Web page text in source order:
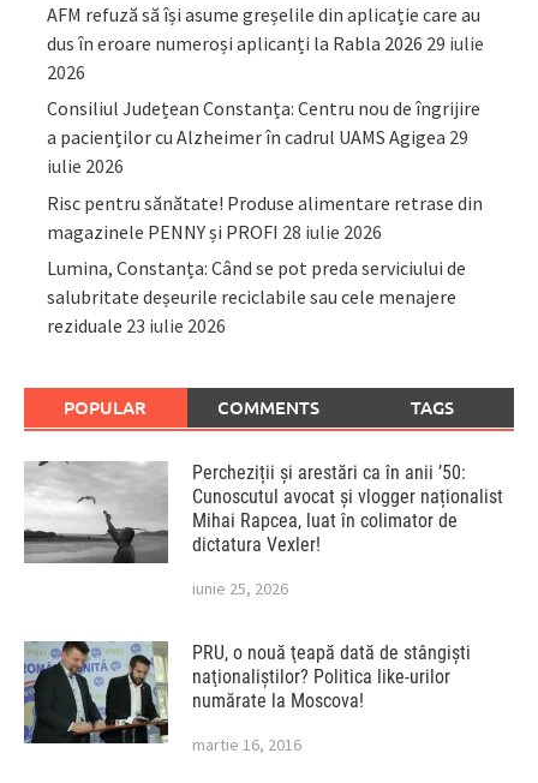
AFM refuză să își asume greșelile din aplicație care au
dus în eroare numeroși aplicanți la Rabla 2026 29 iulie
2026
Consiliul Județean Constanța: Centru nou de îngrijire
a pacienților cu Alzheimer în cadrul UAMS Agigea 29
iulie 2026
Risc pentru sănătate! Produse alimentare retrase din
magazinele PENNY și PROFI 28 iulie 2026
Lumina, Constanța: Când se pot preda serviciului de
salubritate deșeurile reciclabile sau cele menajere
reziduale 23 iulie 2026
POPULAR COMMENTS TAGS
Percheziții și arestări ca în anii ’50:
Cunoscutul avocat și vlogger naționalist
Mihai Rapcea, luat în colimator de
dictatura Vexler!
iunie 25, 2026
PRU, o nouă ţeapă dată de stângişti
naţionaliştilor? Politica like-urilor
numărate la Moscova!
martie 16, 2016